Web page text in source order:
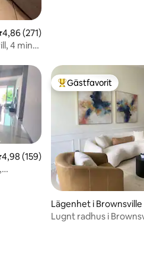
av 5 i genomsnittligt betyg, 271
4,86 (271)
4 min
av 5 i genomsnittligt betyg,
4,98 (159)
Populär gästfavorit
Gästfavorit
Lägenhet i Brownsville
Lugnt radhus i